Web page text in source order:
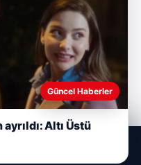
Bürosu
Güncel Haberler
Altı Üstü